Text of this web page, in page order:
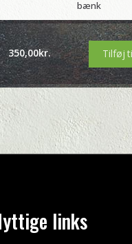
bænk
350,00kr. Tilføj
links